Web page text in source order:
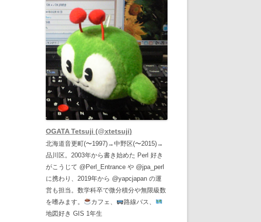
OGATA Tetsuji (@xtetsuji)
北海道音更町(〜1997)→中野区(〜2015)→
品川区。2003年から書き始めた Perl 好き
がこうじて @Perl_Entrance や @jpa_perl
に携わり、2019年から @yapcjapan の運
営も担当。数学科卒で微分積分や無限級数
を嗜みます。
カフェ、
路線バス、
地図好き GIS 1年生